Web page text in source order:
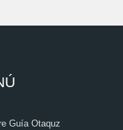
Guía Otaquz